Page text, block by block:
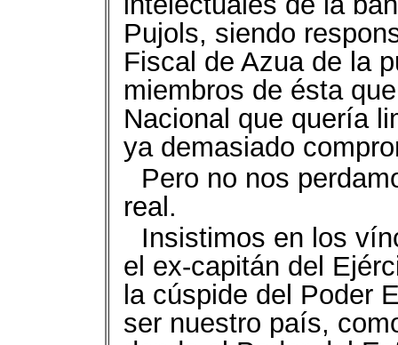
Pujols, siendo
Fiscal de Azua de la
miembros de ésta
Nacional que quería
ya demasiado
Pero no nos
real.
Insistimos en los
el ex-capitán del
la cúspide del Poder
ser nuestro país,